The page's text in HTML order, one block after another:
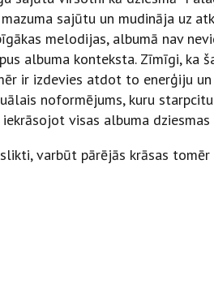
sajūtu un mudināja uz
melodijas, albumā nav
albuma konteksta. Zīmīgi, ka
ir izdevies atdot to enerģiju un
noformējums, kuru
iekrāsojot visas albuma
varbūt pārējās krāsas